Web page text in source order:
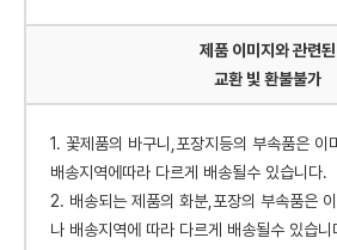
제품 이미지와 관련된
교환 빛 환불불가
1. 꽃제품의 바구니,포장지등의 부속품은 이
배송지역에따라 다르게 배송될수 있습니다.
2. 배송되는 제품의 화분,포장의 부속품은
나 배송지역에 따라 다르게 배송될수 있습니